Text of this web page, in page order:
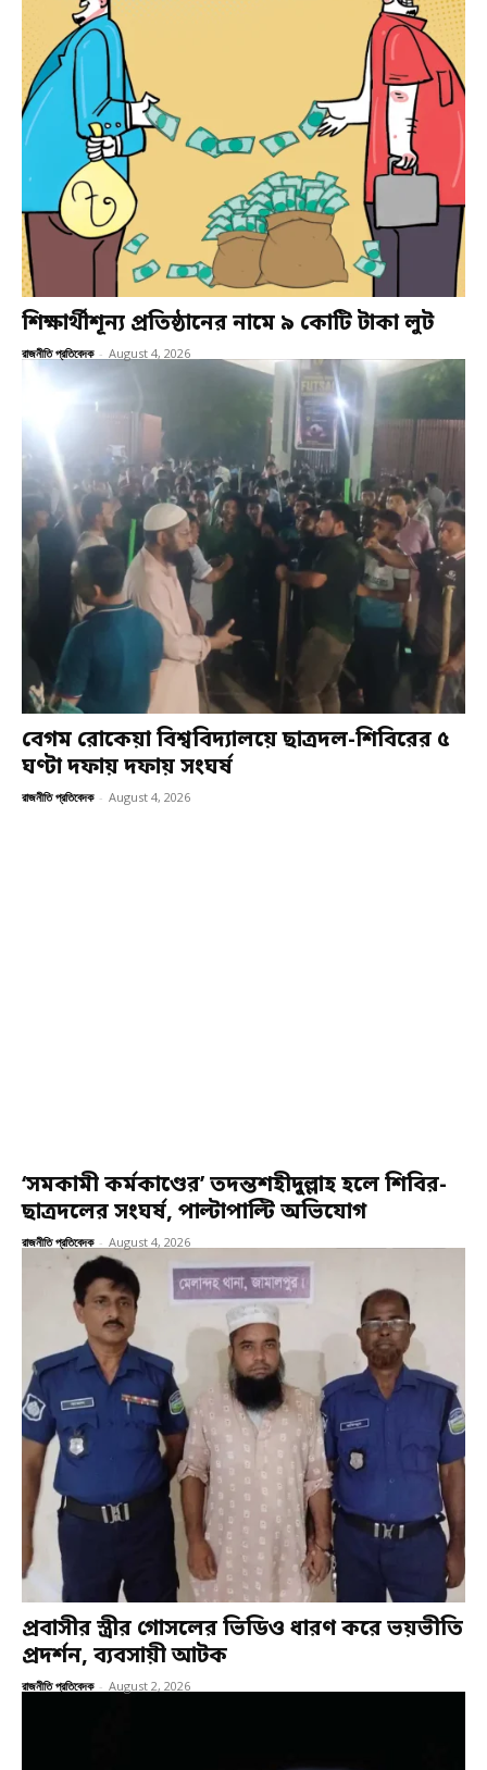
শিক্ষার্থীশূন্য প্রতিষ্ঠানের নামে ৯ কোটি টাকা লুট
রাজনীতি প্রতিবেদক - August 4, 2026
বেগম রোকেয়া বিশ্ববিদ্যালয়ে ছাত্রদল-শিবিরের ৫
ঘণ্টা দফায় দফায় সংঘর্ষ
রাজনীতি প্রতিবেদক - August 4, 2026
‘সমকামী কর্মকাণ্ডের’ তদন্তশহীদুল্লাহ হলে শিবির-
ছাত্রদলের সংঘর্ষ, পাল্টাপাল্টি অভিযোগ
রাজনীতি প্রতিবেদক - August 4, 2026
প্রবাসীর স্ত্রীর গোসলের ভিডিও ধারণ করে ভয়ভীতি
প্রদর্শন, ব্যবসায়ী আটক
রাজনীতি প্রতিবেদক - August 2, 2026